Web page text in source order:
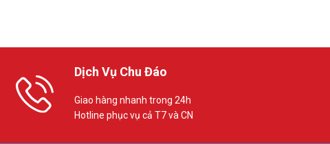
Dịch Vụ Chu Đáo
Giao hàng nhanh trong 24h
Hotline phục vụ cả T7 và CN